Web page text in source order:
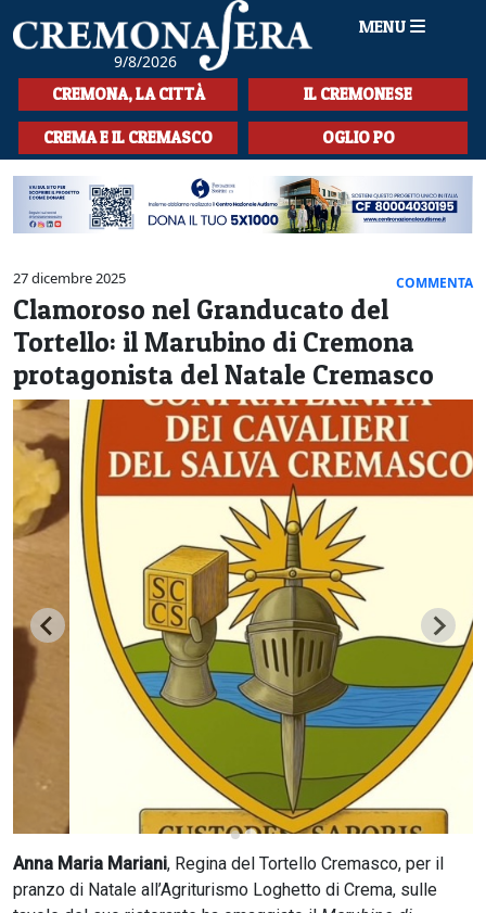
9/8/2026
MENU
HOME
CRONACA
SPORT
LA MUSICA
CULTURA
LA STORIA
L'EDITORIALE
SEZIONI
CERCA
CREMONA, LA CITTÀ IL CREMONESE
CREMA E IL CREMASCO OGLIO PO
27 dicembre 2025 COMMENTA
Clamoroso nel Granducato del
Tortello: il Marubino di Cremona
protagonista del Natale Cremasco
Anna Maria Mariani, Regina del Tortello Cremasco, per il
pranzo di Natale all’Agriturismo Loghetto di Crema, sulle